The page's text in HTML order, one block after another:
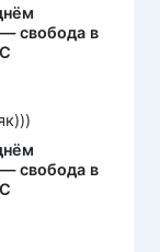
свобода в
свобода в